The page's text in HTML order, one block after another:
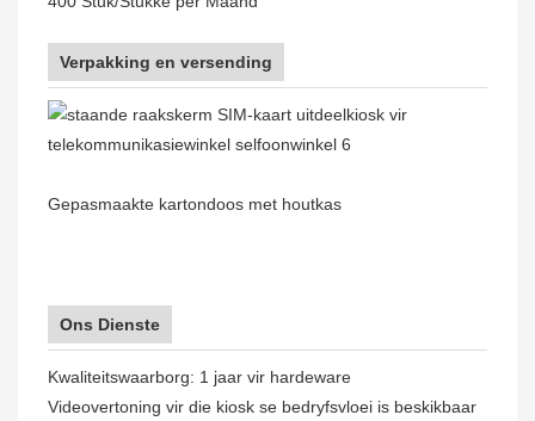
Verpakking en versending
Gepasmaakte kartondoos met houtkas
Ons Dienste
Kwaliteitswaarborg: 1 jaar vir hardeware
Videovertoning vir die kiosk se bedryfsvloei is beskikbaar